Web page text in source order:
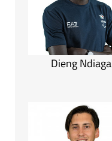
Dieng Ndiaga